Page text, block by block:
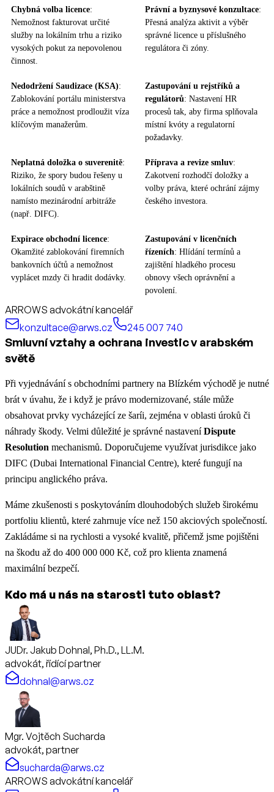
Chybná volba licence:
Nemožnost fakturovat určité
služby na lokálním trhu a riziko
vysokých pokut za nepovolenou
činnost.
Právní a byznysové konzultace:
Přesná analýza aktivit a výběr
správné licence u příslušného
regulátora či zóny.
Nedodržení Saudizace (KSA):
Zablokování portálu ministerstva
práce a nemožnost prodloužit víza
klíčovým manažerům.
Zastupování u rejstříků a
regulátorů: Nastavení HR
procesů tak, aby firma splňovala
místní kvóty a regulatorní
požadavky.
Neplatná doložka o suverenitě:
Riziko, že spory budou řešeny u
lokálních soudů v arabštině
namísto mezinárodní arbitráže
(např. DIFC).
Příprava a revize smluv:
Zakotvení rozhodčí doložky a
volby práva, které ochrání zájmy
českého investora.
Expirace obchodní licence:
Okamžité zablokování firemních
bankovních účtů a nemožnost
vyplácet mzdy či hradit dodávky.
Zastupování v licenčních
řízeních: Hlídání termínů a
zajištění hladkého procesu
obnovy všech oprávnění a
povolení.
ARROWS advokátní kancelář
konzultace@arws.cz
245 007 740
Smluvní vztahy a ochrana investic v arabském
světě
Při vyjednávání s obchodními partnery na Blízkém východě je nutné
brát v úvahu, že i když je právo modernizované, stále může
obsahovat prvky vycházející ze šaríi, zejména v oblasti úroků či
náhrady škody. Velmi důležité je správné nastavení Dispute
Resolution mechanismů. Doporučujeme využívat jurisdikce jako
DIFC (Dubai International Financial Centre), které fungují na
principu anglického práva.
Máme zkušenosti s poskytováním dlouhodobých služeb širokému
portfoliu klientů, které zahrnuje více než 150 akciových společností.
Zakládáme si na rychlosti a vysoké kvalitě, přičemž jsme pojištěni
na škodu až do 400 000 000 Kč, což pro klienta znamená
maximální bezpečí.
Kdo má u nás na starosti tuto oblast?
JUDr. Jakub Dohnal, Ph.D., LL.M.
advokát, řídící partner
dohnal@arws.cz
Mgr. Vojtěch Sucharda
advokát, partner
sucharda@arws.cz
ARROWS advokátní kancelář